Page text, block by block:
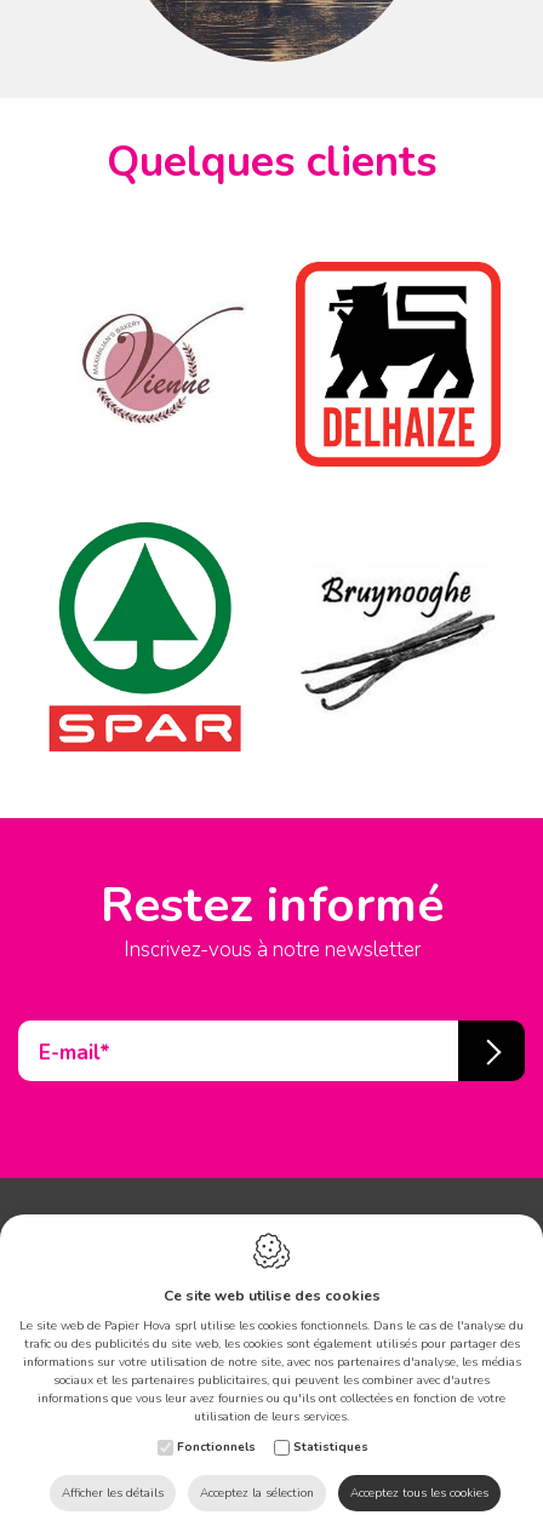
Quelques clients
Restez informé
Inscrivez-vous à notre newsletter
E-mail*
Contact
Papier Hova sprl
Avenue Patrick Wagnon 3
7700 Mouscron-Belgique
+32 (0)56 33 05 19
info@papier-hova.be
Ce site web utilise des cookies
expérience sur notre site.
Ce site web utilise des cookies
Le site web de Papier Hova sprl utilise les cookies fonctionnels. Dans le cas de l'analyse du
trafic ou des publicités du site web, les cookies sont également utilisés pour partager des
informations sur votre utilisation de notre site, avec nos partenaires d'analyse, les médias
sociaux et les partenaires publicitaires, qui peuvent les combiner avec d'autres
informations que vous leur avez fournies ou qu'ils ont collectées en fonction de votre
utilisation de leurs services.
Fonctionnels
Statistiques
Afficher les détails Acceptez la sélection Acceptez tous les cookies